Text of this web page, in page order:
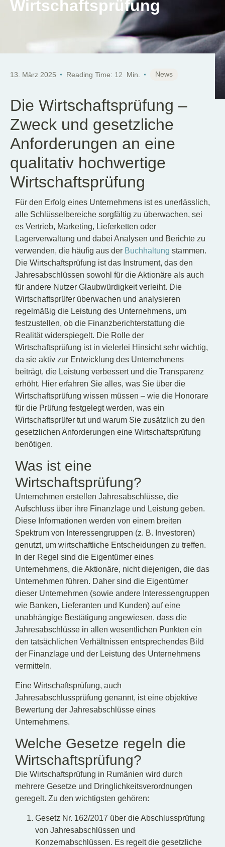
Wirtschaftsprüfung
13. März 2025 Reading Time: 12 Min. News
Die Wirtschaftsprüfung –
Zweck und gesetzliche
Anforderungen an eine
qualitativ hochwertige
Wirtschaftsprüfung
Für den Erfolg eines Unternehmens ist es unerlässlich,
alle Schlüsselbereiche sorgfältig zu überwachen, sei
es Vertrieb, Marketing, Lieferketten oder
Lagerverwaltung und dabei Analysen und Berichte zu
verwenden, die häufig aus der Buchhaltung stammen.
Die Wirtschaftsprüfung ist das Instrument, das den
Jahresabschlüssen sowohl für die Aktionäre als auch
für andere Nutzer Glaubwürdigkeit verleiht. Die
Wirtschaftsprüfer überwachen und analysieren
regelmäßig die Leistung des Unternehmens, um
festzustellen, ob die Finanzberichterstattung die
Realität widerspiegelt. Die Rolle der
Wirtschaftsprüfung ist in vielerlei Hinsicht sehr wichtig,
da sie aktiv zur Entwicklung des Unternehmens
beiträgt, die Leistung verbessert und die Transparenz
erhöht. Hier erfahren Sie alles, was Sie über die
Wirtschaftsprüfung wissen müssen – wie die Honorare
für die Prüfung festgelegt werden, was ein
Wirtschaftsprüfer tut und warum Sie zusätzlich zu den
gesetzlichen Anforderungen eine Wirtschaftsprüfung
benötigen.
Was ist eine
Wirtschaftsprüfung?
Unternehmen erstellen Jahresabschlüsse, die
Aufschluss über ihre Finanzlage und Leistung geben.
Diese Informationen werden von einem breiten
Spektrum von Interessengruppen (z. B. Investoren)
genutzt, um wirtschaftliche Entscheidungen zu treffen.
In der Regel sind die Eigentümer eines
Unternehmens, die Aktionäre, nicht diejenigen, die das
Unternehmen führen. Daher sind die Eigentümer
dieser Unternehmen (sowie andere Interessengruppen
wie Banken, Lieferanten und Kunden) auf eine
unabhängige Bestätigung angewiesen, dass die
Jahresabschlüsse in allen wesentlichen Punkten ein
den tatsächlichen Verhältnissen entsprechendes Bild
der Finanzlage und der Leistung des Unternehmens
vermitteln.
Eine Wirtschaftsprüfung, auch
Jahresabschlussprüfung genannt, ist eine objektive
Bewertung der Jahresabschlüsse eines
Unternehmens.
Welche Gesetze regeln die
Wirtschaftsprüfung?
Die Wirtschaftsprüfung in Rumänien wird durch
mehrere Gesetze und Dringlichkeitsverordnungen
geregelt. Zu den wichtigsten gehören:
Gesetz Nr. 162/2017 über die Abschlussprüfung
von Jahresabschlüssen und
Konzernabschlüssen. Es regelt die gesetzliche